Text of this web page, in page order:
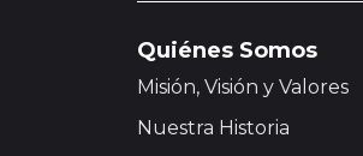
Quiénes Somos
Misión, Visión y Valores
Nuestra Historia